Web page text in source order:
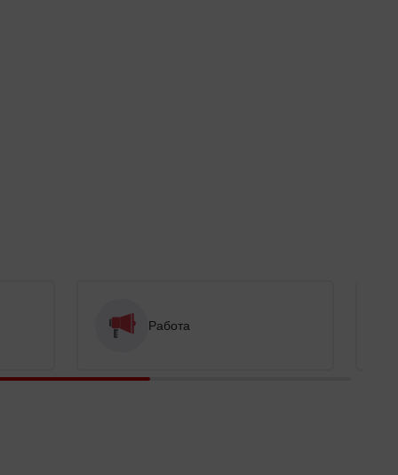
Работа